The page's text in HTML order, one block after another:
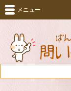
メニュー